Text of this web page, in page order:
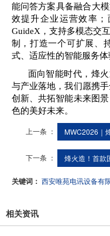
能问答方案具备融合大
效提升企业运营效率
GuideX，支持多模态交
制，打造一个可扩展、
式、适应性的智能服务体
面向智能时代，烽
与产业落地，我们愿携
创新、共拓智能未来图
色的美好未来。
上一条 ： MWC2026｜
下一条 ： 烽火造！首款
关键词： 西安唯苑电讯设备有
相关资讯